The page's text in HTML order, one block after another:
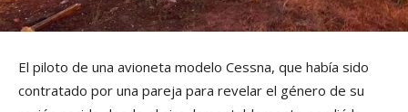
El piloto de una avioneta modelo Cessna, que había sido
contratado por una pareja para revelar el género de su